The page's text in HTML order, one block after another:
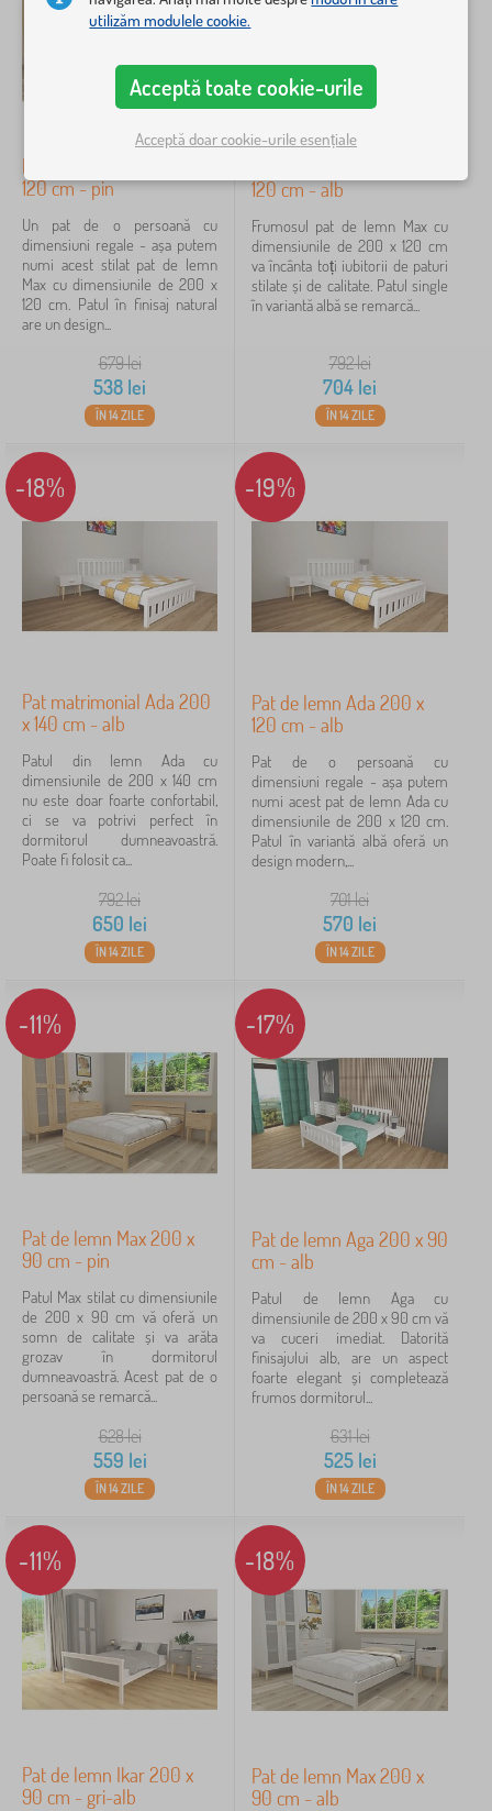
u
c
p
i
i
Disponibilitate
Tipul ofertei
✓ Ourfamily
Kocot Kids
45
Jerry Fabrics
PASTELOWE LOVE®
9
ADEKO®
7
VYLEN
6
afișează
Pat de lemn Max 200 x
120 cm - pin
Un pat de o persoană cu
dimensiuni regale - așa putem
numi acest stilat pat de lemn
Max cu dimensiunile de 200 x
120 cm. Patul în finisaj natural
are un design...
679lei
538 lei
ÎN 14 ZILE
120 cm - alb
Frumosul pat de lemn Max cu
dimensiunile de 200 x 120 cm
va încânta toți iubitorii de paturi
stilate și de calitate. Patul single
în variantă albă se remarcă...
792lei
704 lei
ÎN 14 ZILE
-18%
Pat matrimonial Ada 200
x 140 cm - alb
Patul din lemn Ada cu
dimensiunile de 200 x 140 cm
nu este doar foarte confortabil,
ci se va potrivi perfect în
dormitorul dumneavoastră.
Poate fi folosit ca...
792lei
650 lei
ÎN 14 ZILE
-19%
Pat de lemn Ada 200 x
120 cm - alb
Pat de o persoană cu
dimensiuni regale - așa putem
numi acest pat de lemn Ada cu
dimensiunile de 200 x 120 cm.
Patul în variantă albă oferă un
design modern,...
701lei
570 lei
ÎN 14 ZILE
-11%
Pat de lemn Max 200 x
90 cm - pin
Patul Max stilat cu dimensiunile
de 200 x 90 cm vă oferă un
somn de calitate și va arăta
grozav în dormitorul
dumneavoastră. Acest pat de o
persoană se remarcă...
628lei
559 lei
ÎN 14 ZILE
-17%
Pat de lemn Aga 200 x 90
cm - alb
Patul de lemn Aga cu
dimensiunile de 200 x 90 cm vă
va cuceri imediat. Datorită
finisajului alb, are un aspect
foarte elegant și completează
frumos dormitorul...
631lei
525lei
ÎN 14 ZILE
-11%
Pat de lemn Ikar 200 x
90 cm - gri-alb
-18%
Pat de lemn Max 200 x
90 cm - alb
utilizăm modulele cookie.
Acceptă toate cookie-urile
Acceptă doar cookie-urile esențiale